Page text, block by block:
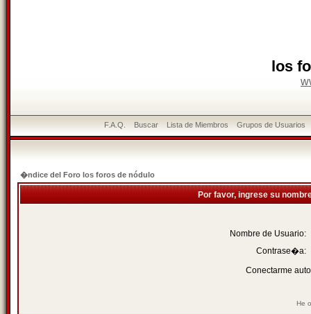
los
F.A.Q. Buscar Lista de Miembros Grupos de Usuarios
�ndice del Foro los foros de nódulo
Por favor, ingrese su
Nombre de Usuario:
Contrase�a:
Conectarme
He